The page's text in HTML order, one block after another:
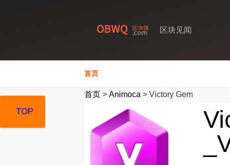
区块见闻
首页
首页 > Animoca > Victory Gem
TOP
TOP
TOP